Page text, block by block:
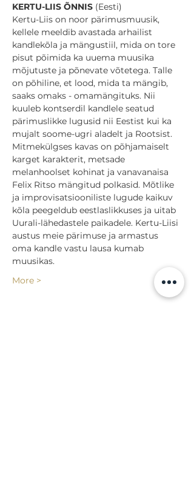
KERTU-LIIS ÕNNIS (Eesti)
Kertu-Liis on noor pärimusmuusik,
kellele meeldib avastada arhailist
kandlekõla ja mängustiil, mida on tore
pisut põimida ka uuema muusika
mõjutuste ja põnevate võtetega. Talle
on põhiline, et lood, mida ta mängib,
saaks omaks - omamängituks. Nii
kuuleb kontserdil kandlele seatud
pärimuslikke lugusid nii Eestist kui ka
mujalt soome-ugri aladelt ja Rootsist.
Mitmekülgses kavas on põhjamaiselt
karget karakterit, metsade
melanhoolset kohinat ja vanavanaisa
Felix Ritso mängitud polkasid. Mõtlike
ja improvisatsiooniliste lugude kaikuv
kõla peegeldub eestlaslikkuses ja uitab
Uurali-lähedastele paikadele. Kertu-Liisi
austus meie pärimuse ja armastus
oma kandle vastu lausa kumab
muusikas.
More >